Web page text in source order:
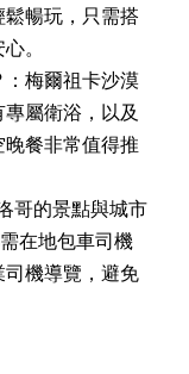
暢玩，只需搭
。
：梅爾祖卡沙漠
屬衛浴，以及
餐非常值得推
哥的景點與城市
在地包車司機
機導覽，避免